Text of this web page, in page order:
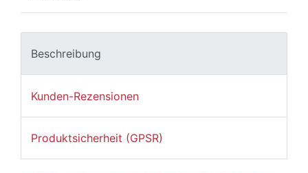
Beschreibung
Kunden-Rezensionen
Produktsicherheit (GPSR)